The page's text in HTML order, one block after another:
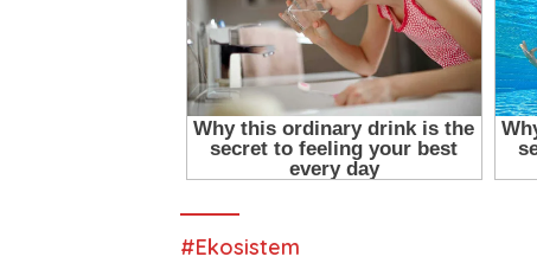
#Ekosistem